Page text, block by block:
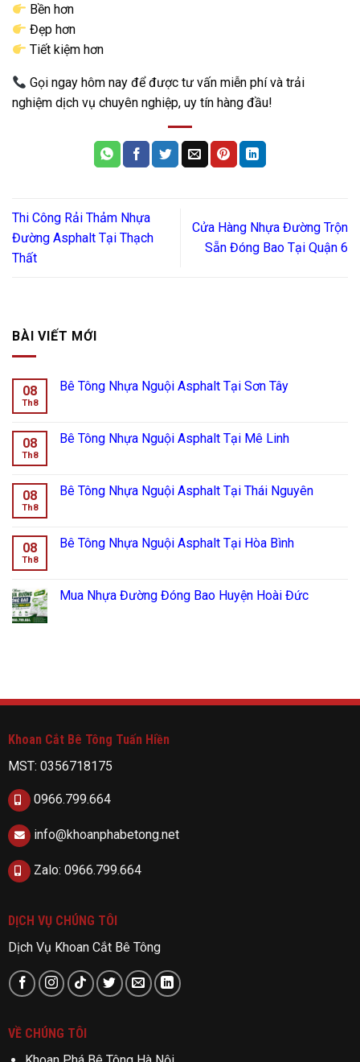
Bền hơn
Đẹp hơn
Tiết kiệm hơn
Gọi ngay hôm nay để được tư vấn miễn phí và trải
nghiệm dịch vụ chuyên nghiệp, uy tín hàng đầu!
Thi Công Rải Thảm Nhựa
Đường Asphalt Tại Thạch
Thất
Cửa Hàng Nhựa Đường Trộn
Sẵn Đóng Bao Tại Quận 6
BÀI VIẾT MỚI
08
Th8
Bê Tông Nhựa Nguội Asphalt Tại Sơn Tây
08
Th8
Bê Tông Nhựa Nguội Asphalt Tại Mê Linh
08
Th8
Bê Tông Nhựa Nguội Asphalt Tại Thái Nguyên
08
Th8
Bê Tông Nhựa Nguội Asphalt Tại Hòa Bình
Mua Nhựa Đường Đóng Bao Huyện Hoài Đức
Khoan Cắt Bê Tông Tuấn Hiền
MST: 0356718175
0966.799.664
info@khoanphabetong.net
Zalo: 0966.799.664
DỊCH VỤ CHÚNG TÔI
Dịch Vụ Khoan Cắt Bê Tông
VỀ CHÚNG TÔI